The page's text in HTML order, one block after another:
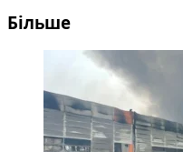
Більше